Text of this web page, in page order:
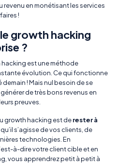
revenu en monétisant les services
!
growth hacking
?
hacking est une méthode
évolution. Ce qui fonctionne
! Mais nul besoin de se
de très bons revenus en
preuves.
growth hacking est derester à
qu’il s’agisse de vos clients, de
technologies. En
à-dire votre client cible et en
vous apprendrez petit à petit à